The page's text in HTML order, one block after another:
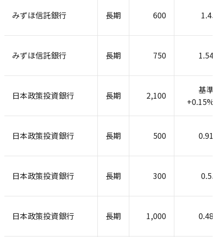
みずほ信託銀行 長期 600
みずほ信託銀行 長期 750
日本政策投資銀行 長期 2,100
基準
+0.15%
日本政策投資銀行 長期 500
日本政策投資銀行 長期 300
日本政策投資銀行 長期 1,000